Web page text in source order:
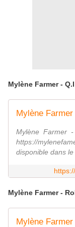
Mylène Farmer - Q.I
Mylène
Mylène Farmer
https://
disponible dans
Mylène Farmer -
Mylène